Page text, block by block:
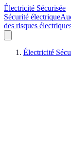
Électricité Sécurisée
Sécurité électrique
des risques
Électricité